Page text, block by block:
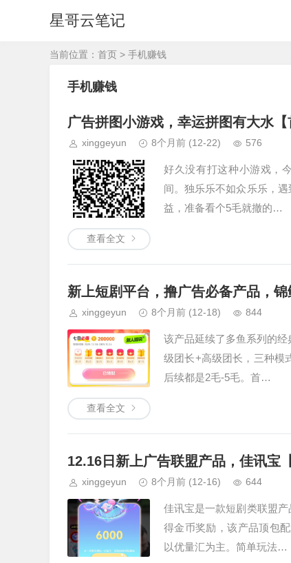
星哥云笔记
当前位置： 首页 > 手机赚钱
手机赚钱
广告拼图小游戏，幸运拼图有大水【
xinggeyun 8个月前 (12-22) 576
好久没有打这种小游戏，
间。独乐乐不如众乐乐，
益，准备看个5毛就撤的…
查看全文
新上短剧平台，撸广告必备产品，锦
xinggeyun 8个月前 (12-18) 844
该产品延续了多鱼系列的
级团长+高级团长，三种模
后续都是2毛-5毛。首…
查看全文
12.16日新上广告联盟产品，佳讯宝
xinggeyun 8个月前 (12-16) 644
佳讯宝是一款短剧类联盟
得金币奖励，该产品顶包
以优量汇为主。简单玩法…